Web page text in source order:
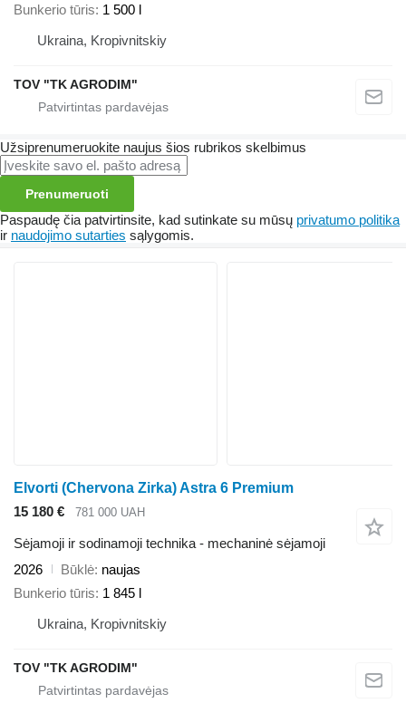
Bunkerio tūris 1 500 l
Ukraina, Kropivnitskiy
TOV "TK AGRODIM"
Užsiprenumeruokite naujus šios rubrikos skelbimus
Prenumeruoti
Paspaudę čia patvirtinsite, kad sutinkate su mūsų privatumo politika
ir naudojimo sutarties sąlygomis.
Elvorti (Chervona Zirka) Astra 6 Premium
15 180 €
781 000 UAH
Sėjamoji ir sodinamoji technika - mechaninė sėjamoji
2026
Būklė naujas
Bunkerio tūris 1 845 l
Ukraina, Kropivnitskiy
TOV "TK AGRODIM"